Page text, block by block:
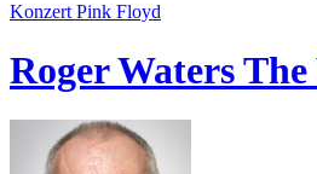
Konzert Pink Floyd
Roger Waters